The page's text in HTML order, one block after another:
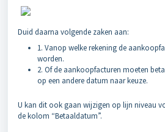
Duid daarna volgende zaken aan:
1. Vanop welke rekening de
worden.
2. Of de aankoopfacturen moeten
op een andere datum naar keuze.
U kan dit ook gaan wijzigen op lijn niveau
de kolom “Betaaldatum”.